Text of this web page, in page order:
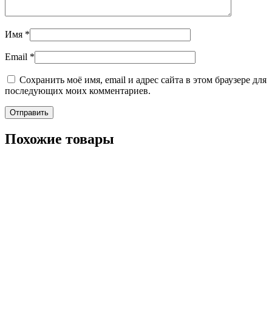
Имя *
Email *
Сохранить моё имя, email и адрес сайта в этом браузере для
последующих моих комментариев.
Похожие товары